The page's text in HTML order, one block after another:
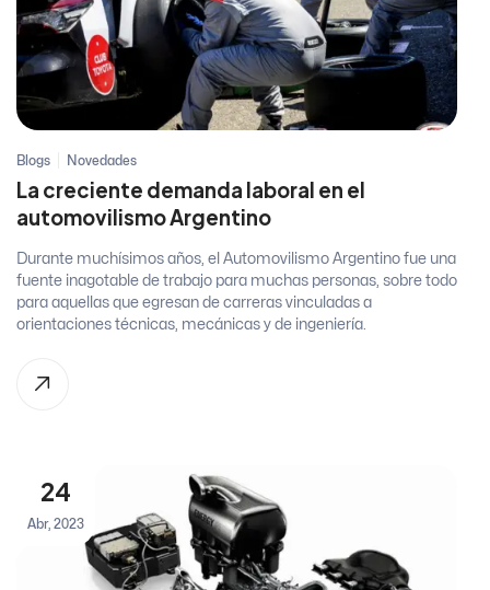
Blogs Novedades
La creciente demanda laboral en el
automovilismo Argentino
Durante muchísimos años, el Automovilismo Argentino fue una
fuente inagotable de trabajo para muchas personas, sobre todo
para aquellas que egresan de carreras vinculadas a
orientaciones técnicas, mecánicas y de ingeniería.
24
Abr, 2023